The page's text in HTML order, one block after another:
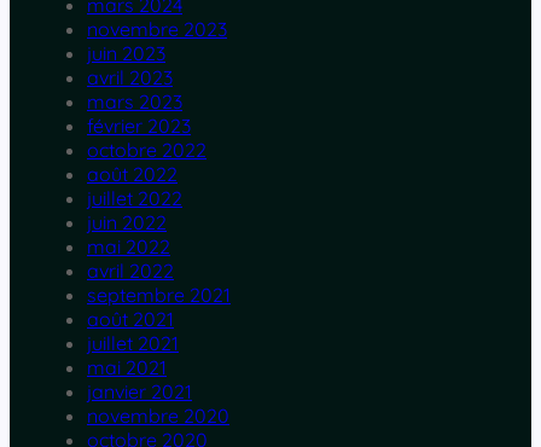
mars 2024
novembre 2023
juin 2023
avril 2023
mars 2023
février 2023
octobre 2022
août 2022
juillet 2022
juin 2022
mai 2022
avril 2022
septembre 2021
août 2021
juillet 2021
mai 2021
janvier 2021
novembre 2020
octobre 2020